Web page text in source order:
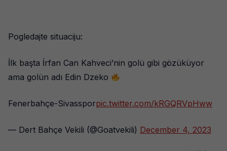
Pogledajte situaciju:
İlk başta İrfan Can Kahveci’nin golü gibi gözüküyor
ama golün adı Edin Dzeko
Fenerbahçe-Sivassporpic.twitter.com/kRGQRVpHww
— Dert Bahçe Vekili (@Goatvekili) December 4, 2023